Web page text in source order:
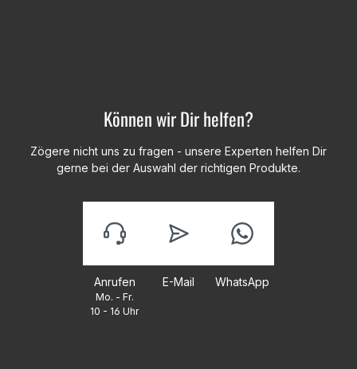
Können wir Dir helfen?
Zögere nicht uns zu fragen - unsere Experten helfen Dir
gerne bei der Auswahl der richtigen Produkte.
Anrufen
Mo. - Fr.
10 - 16 Uhr
E-Mail WhatsApp